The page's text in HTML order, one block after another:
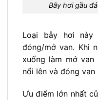
Bẫy hơi gầu
Loại bẫy hơi
đóng/mở van. Khi
xuống làm mở
nổi lên và đóng van
Ưu điểm lớn nhất